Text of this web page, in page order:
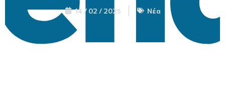
14 / 02 / 2025 Νέα